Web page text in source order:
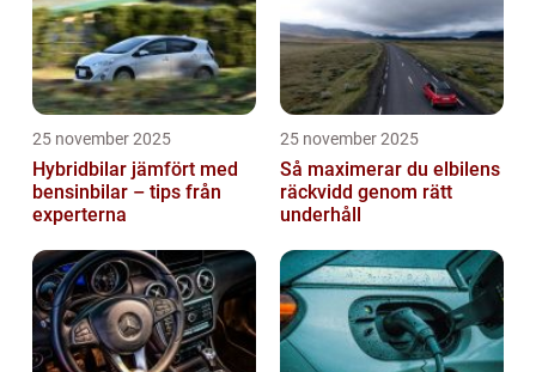
25 november 2025
Hybridbilar jämfört med
bensinbilar – tips från
experterna
25 november 2025
Så maximerar du elbilens
räckvidd genom rätt
underhåll